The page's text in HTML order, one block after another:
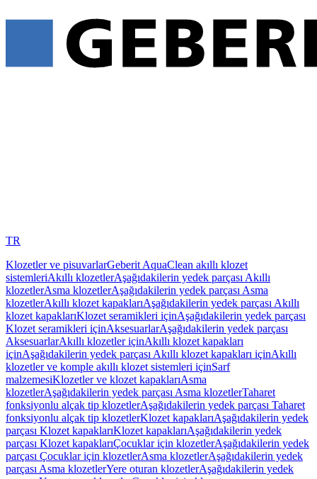
TR
Klozetler ve pisuvarlarGeberit AquaClean akıllı klozet
sistemleriAkıllı klozetlerAşağıdakilerin yedek parçası Akıllı
klozetlerAsma klozetlerAşağıdakilerin yedek parçası Asma
klozetlerAkıllı klozet kapaklarıAşağıdakilerin yedek parçası Akıllı
klozet kapaklarıKlozet seramikleri içinAşağıdakilerin yedek parçası
Klozet seramikleri içinAksesuarlarAşağıdakilerin yedek parçası
AksesuarlarAkıllı klozetler içinAkıllı klozet kapakları
içinAşağıdakilerin yedek parçası Akıllı klozet kapakları içinAkıllı
klozetler ve komple akıllı klozet sistemleri içinSarf
malzemesiKlozetler ve klozet kapaklarıAsma
klozetlerAşağıdakilerin yedek parçası Asma klozetlerTaharet
fonksiyonlu alçak tip klozetlerAşağıdakilerin yedek parçası Taharet
fonksiyonlu alçak tip klozetlerKlozet kapaklarıAşağıdakilerin yedek
parçası Klozet kapaklarıKlozet kapaklarıAşağıdakilerin yedek
parçası Klozet kapaklarıÇocuklar için klozetlerAşağıdakilerin yedek
parçası Çocuklar için klozetlerAsma klozetlerAşağıdakilerin yedek
parçası Asma klozetlerYere oturan klozetlerAşağıdakilerin yedek